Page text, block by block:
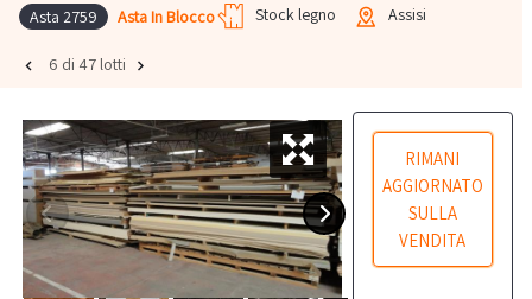
Asta 2759 Asta In Blocco Stock legno Assisi
6 di 47 lotti
RIMANI
AGGIORNATO
SULLA
VENDITA